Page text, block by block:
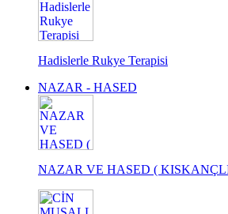
Hadislerle Rukye Terapisi
NAZAR - HASED
NAZAR VE HASED (